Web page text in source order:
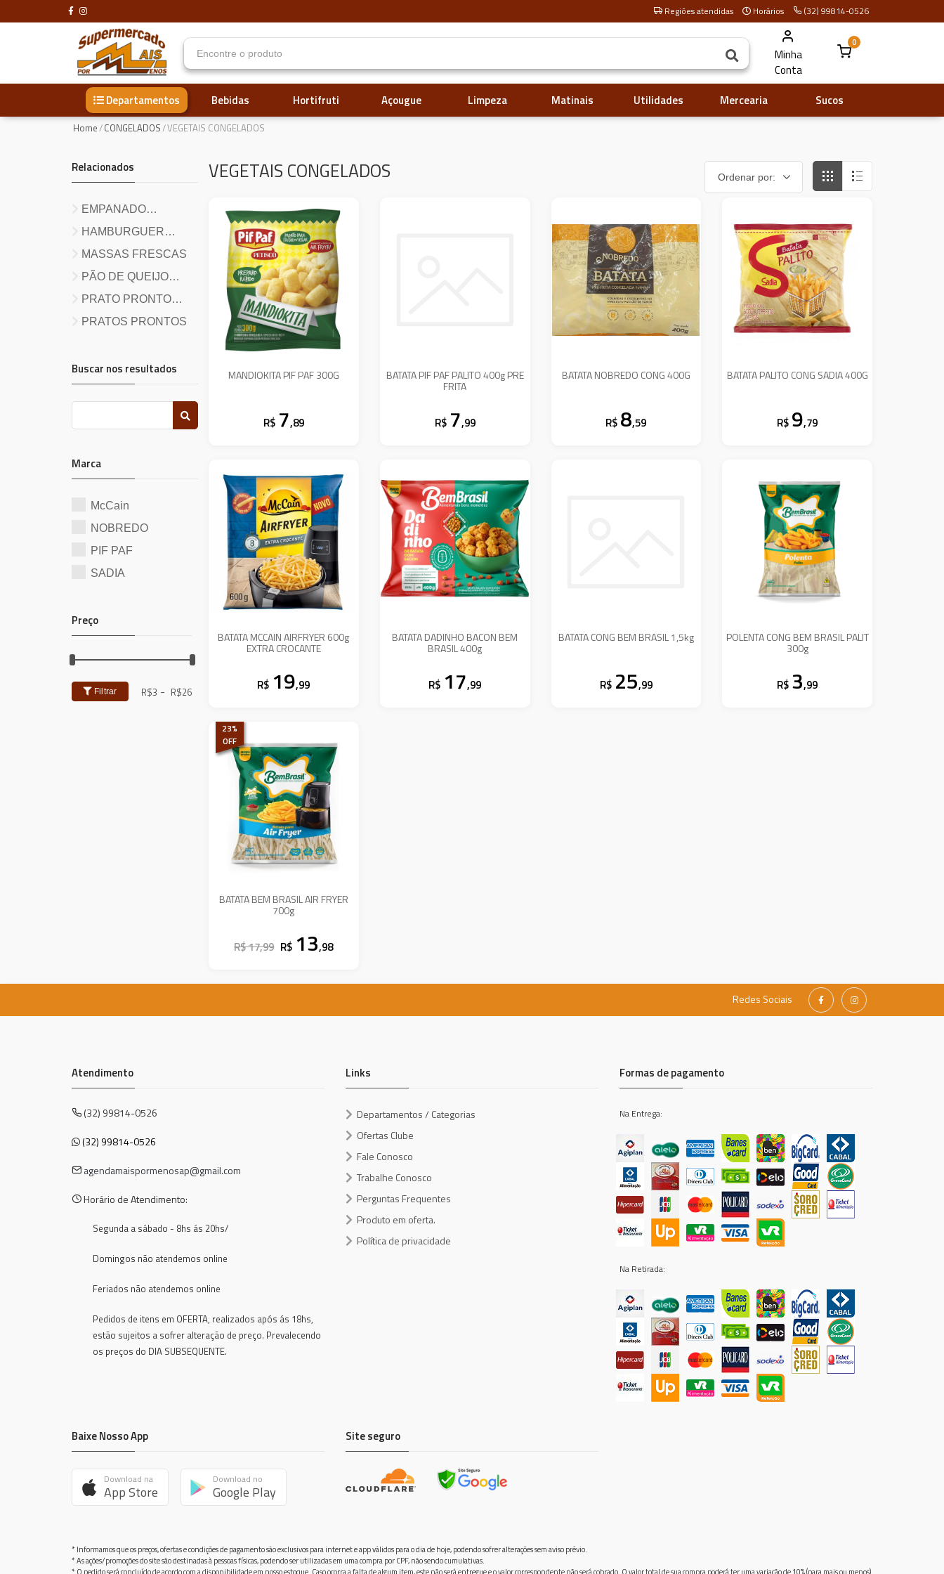
Regiões atendidas Horários (32) 99814-0526
Minha
Conta
0
Departamentos Sucos
Mercearia
Utilidades
Matinais
Limpeza
Açougue
Hortifruti
Bebidas
Home/CONGELADOS/VEGETAIS CONGELADOS
VEGETAIS CONGELADOS
MANDIOKITA PIF PAF 300G
R$ 7,89
BATATA PIF PAF PALITO 400g PRE
FRITA
R$ 7,99
BATATA NOBREDO CONG 400G
R$ 8,59
BATATA PALITO CONG SADIA 400G
R$ 9,79
BATATA MCCAIN AIRFRYER 600g
EXTRA CROCANTE
R$ 19,99
BATATA DADINHO BACON BEM
BRASIL 400g
R$ 17,99
BATATA CONG BEM BRASIL 1,5kg
R$ 25,99
POLENTA CONG BEM BRASIL PALIT
300g
R$ 3,99
23%
OFF
BATATA BEM BRASIL AIR FRYER
700g
R$ 17,99 R$ 13,98
Relacionados
CONGELADO
CONGELADO
MASSAS FRESCAS
CONGELADO
CONG
PRATOS PRONTOS
Buscar nos resultados
Marca
McCain
NOBREDO
PIF PAF
SADIA
Preço
Filtrar R$3 - R$26
Redes Sociais
Atendimento
(32) 99814-0526
(32) 99814-0526
agendamaispormenosap@gmail.com
Horário de Atendimento:
Segunda a sábado - 8hs ás 20hs/
Domingos não atendemos online
Feriados não atendemos online
Pedidos de itens em OFERTA, realizados após ás 18hs,
estão sujeitos a sofrer alteração de preço. Prevalecendo
os preços do DIA SUBSEQUENTE.
Links
Departamentos / Categorias
Ofertas Clube
Fale Conosco
Trabalhe Conosco
Perguntas Frequentes
Produto em oferta.
Política de privacidade
Formas de pagamento
Na Entrega:
Na Retirada:
Baixe Nosso App
Download na
App Store
Download no
Google Play
Site seguro
* Informamos que os preços, ofertas e condições de pagamento são exclusivos para internet e app válidos para o dia de hoje, podendo sofrer alterações sem aviso prévio.
* As ações/promoções do site são destinadas à pessoas físicas, podendo ser utilizadas em uma compra por CPF, não sendo cumulativas.